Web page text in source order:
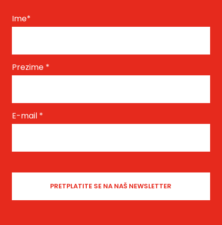
Ime*
Prezime *
E-mail *